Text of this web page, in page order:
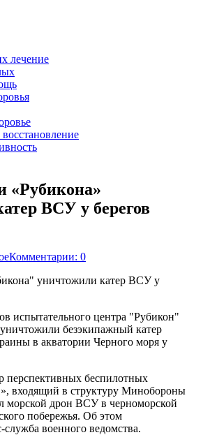
лечение
«Рубикона»
ВСУ у берегов
Комментарии: 0
испытательного центра "Рубикон"
безэкипажный катер
в акватории Черного моря у
перспективных беспилотных
входящий в структуру Минобороны
морской дрон ВСУ в черноморской
побережья. Об этом
военного ведомства.